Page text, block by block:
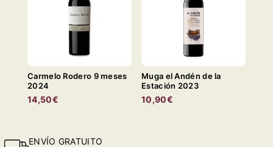
Carmelo Rodero 9 meses
2024
14,50€
Muga el Andén de la
Estación 2023
10,90€
ENVÍO GRATUITO